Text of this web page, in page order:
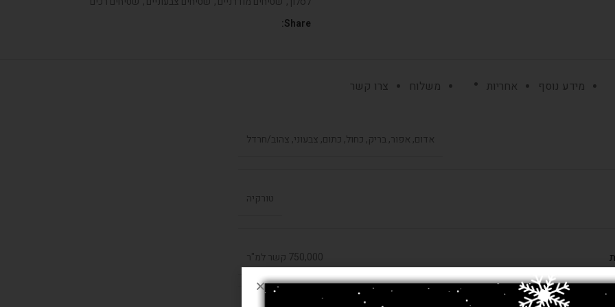
Share:
מידע נוסף אחריות משלוח צרו קשר
אדום, אפור, בריק, כחול, כתום, צבעוני, צהוב/חרדל
טורקיה
750,000 קשר למ"ר